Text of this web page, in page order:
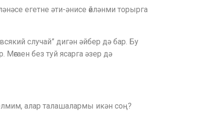
егетне әти-әнисе өйләнми торырга
случай” дигән әйбер дә бар. Бу
без туй ясарга әзер дә
алар талашалармы икән соң?